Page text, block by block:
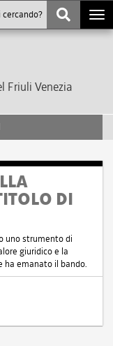
Friuli Venezia
DI
uno strumento di
giuridico e la
ha emanato il bando.